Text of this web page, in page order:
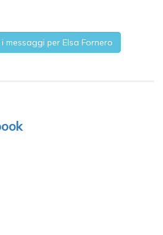
messaggi per Elsa Fornero